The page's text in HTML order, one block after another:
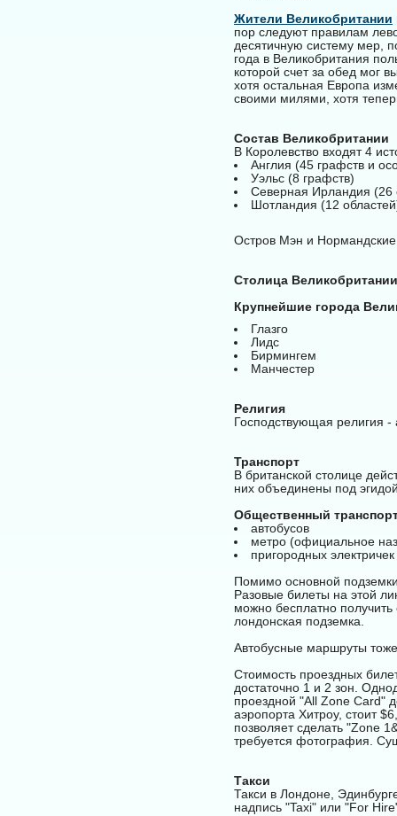
Жители Великобритании
пор следуют правилам
десятичную систему мер,
года в Великобритания
которой счет за обед мог
хотя остальная Европа
своими милями, хотя
Состав Великобритании
В Королевство входят 4
Англия (45 графств и
Уэльс (8 графств)
Северная Ирландия (26
Шотландия (12
Остров Мэн и
Столица Великобритании
Крупнейшие города
Глазго
Лидс
Бирмингем
Манчестер
Религия
Господствующая религия -
Транспорт
В британской столице
них объединены под
Общественный
автобусов
метро (официальное
пригородных
Помимо основной
Разовые билеты на этой
можно бесплатно
лондонская подземка.
Автобусные маршруты
Стоимость проездных
достаточно 1 и 2 зон.
проездной "All Zone Card"
аэропорта Хитроу, стоит
позволяет сделать "Zone
требуется фотография.
Такси
Такси в Лондоне,
надпись "Taxi" или "For